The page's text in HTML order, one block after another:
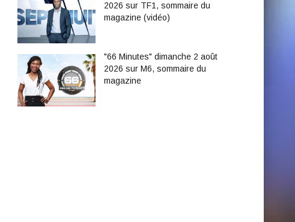
2026 sur TF1, sommaire du
magazine (vidéo)
"66 Minutes" dimanche 2 août
2026 sur M6, sommaire du
magazine